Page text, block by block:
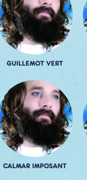
GUILLEMOT VERT
CALMAR IMPOSANT